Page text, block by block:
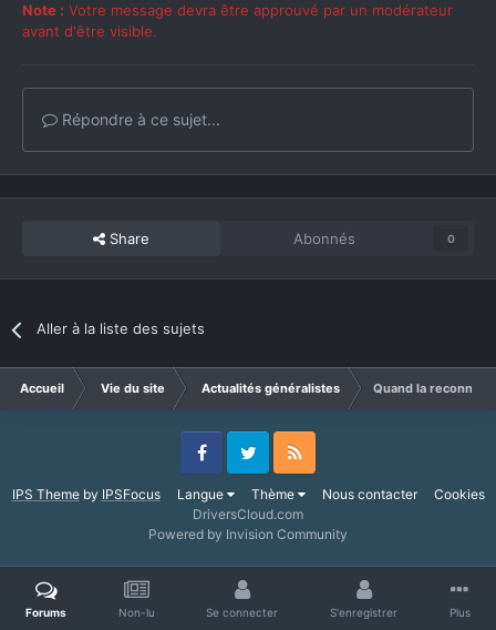
Note : Votre message devra être approuvé par un modérateur
avant d'être visible.
Répondre à ce sujet...
Share Abonnés 0
Aller à la liste des sujets
Accueil Vie du site Actualités généralistes Quand la
IPS Themeby IPSFocus Langue Thème Nous contacter Cookies
FacebookTwitter RSS
DriversCloud.com
Powered by Invision Community
Forums Non-lu Se connecter S'enregistrer Plus